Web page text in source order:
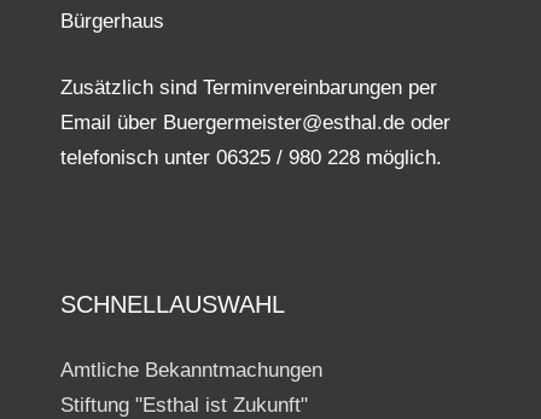
Bürgerhaus
Zusätzlich sind Terminvereinbarungen per
Email über Buergermeister@esthal.de oder
telefonisch unter 06325 / 980 228 möglich.
SCHNELLAUSWAHL
Amtliche Bekanntmachungen
Stiftung "Esthal ist Zukunft"